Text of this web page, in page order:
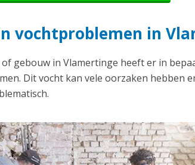
vochtproblemen in
gebouw in Vlamertinge heeft er in
Dit vocht kan vele oorzaken hebben